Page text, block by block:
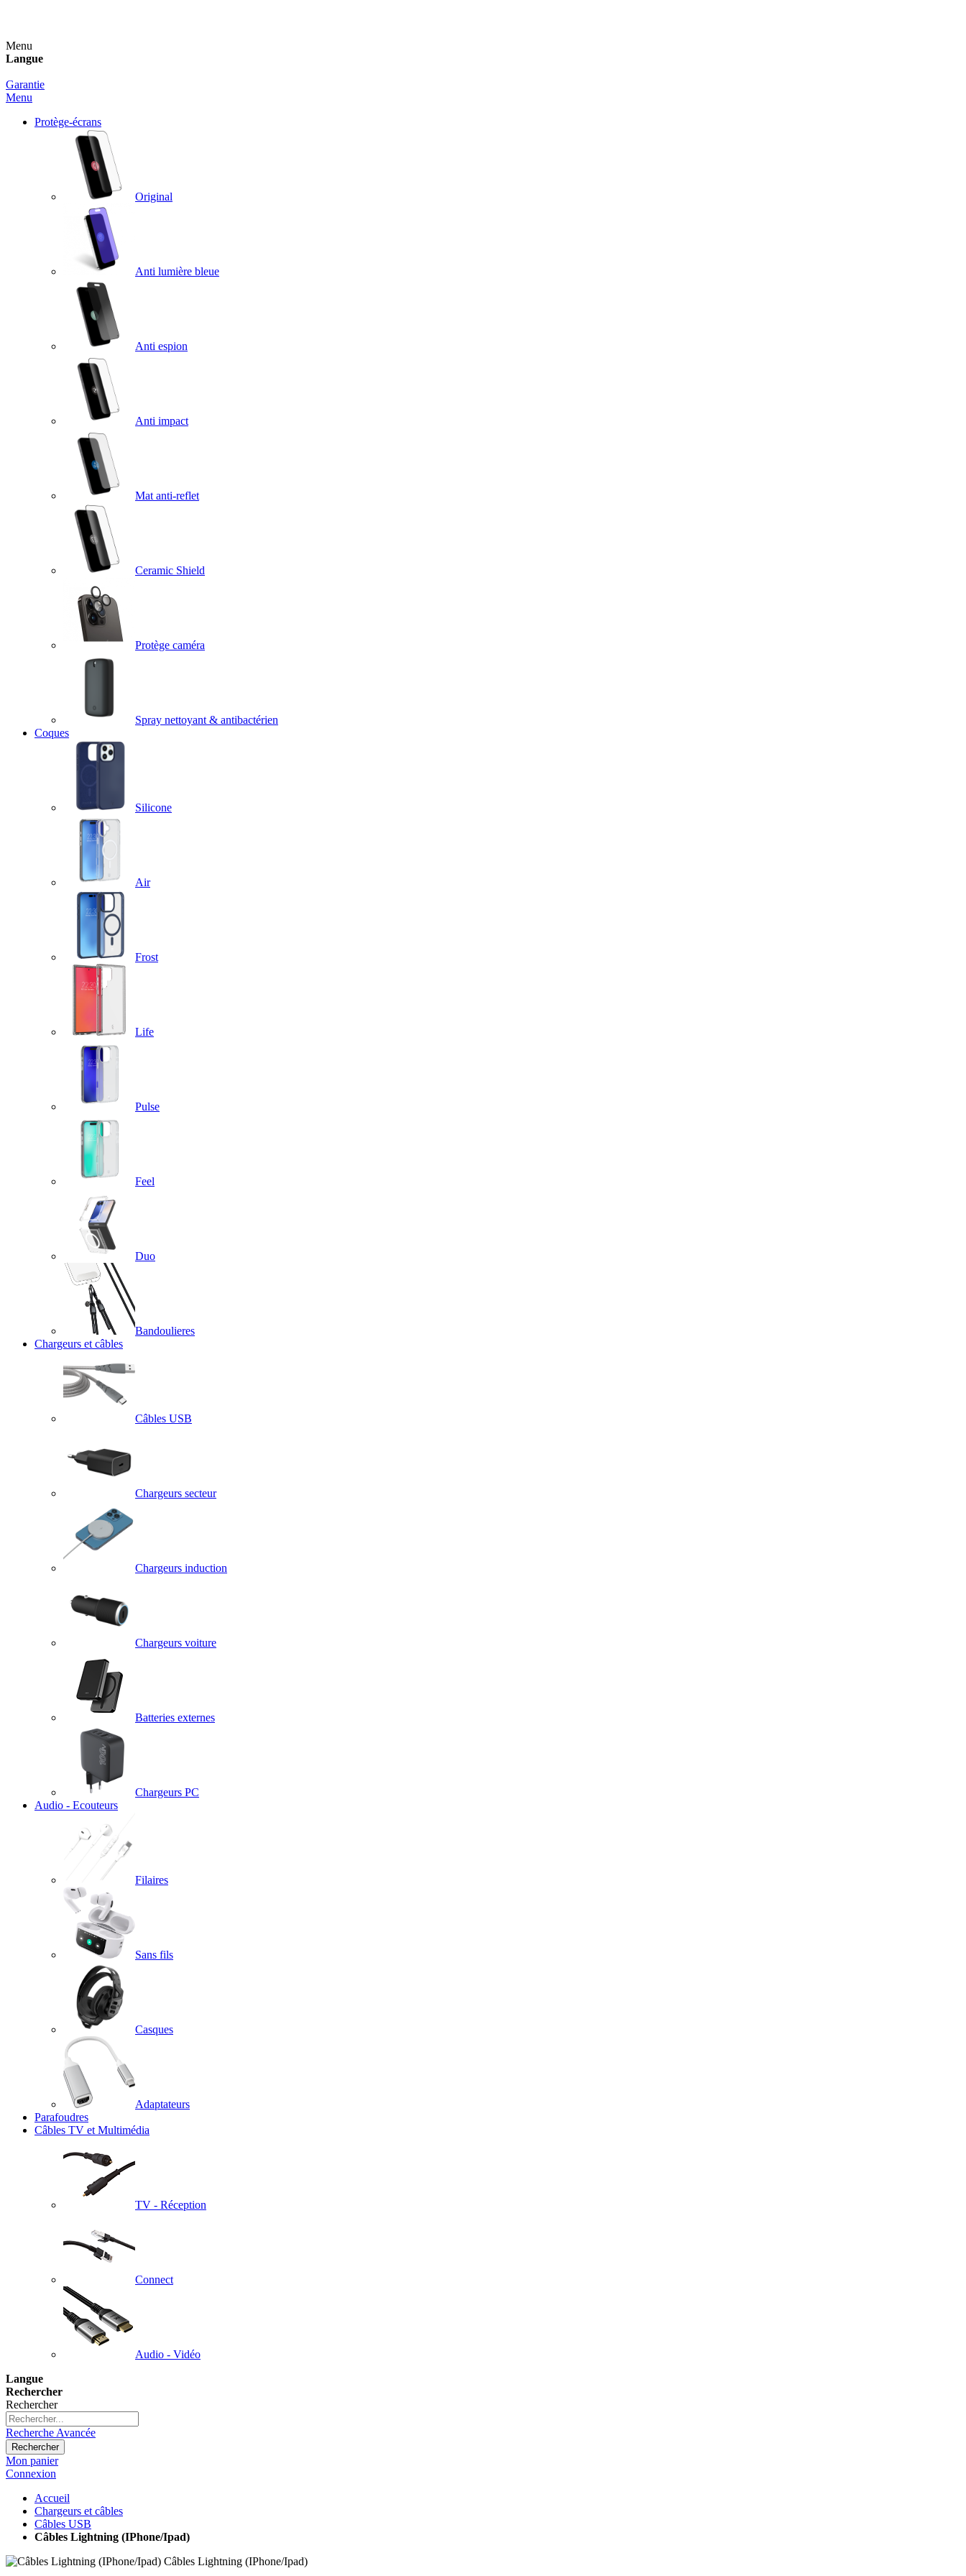
Menu
Langue
Garantie
Menu
Protège-écrans
Original
Anti lumière bleue
Anti espion
Anti impact
Mat anti-reflet
Ceramic Shield
Protège caméra
Spray nettoyant & antibactérien
Coques
Silicone
Air
Frost
Life
Pulse
Feel
Duo
Bandoulieres
Chargeurs et câbles
Câbles USB
Chargeurs secteur
Chargeurs induction
Chargeurs voiture
Batteries externes
Chargeurs PC
Audio - Ecouteurs
Filaires
Sans fils
Casques
Adaptateurs
Parafoudres
Câbles TV et Multimédia
TV - Réception
Connect
Audio - Vidéo
Langue
Rechercher
Rechercher
Recherche Avancée
Rechercher
Mon panier
Connexion
Accueil
Chargeurs et câbles
Câbles USB
Câbles Lightning (IPhone/Ipad)